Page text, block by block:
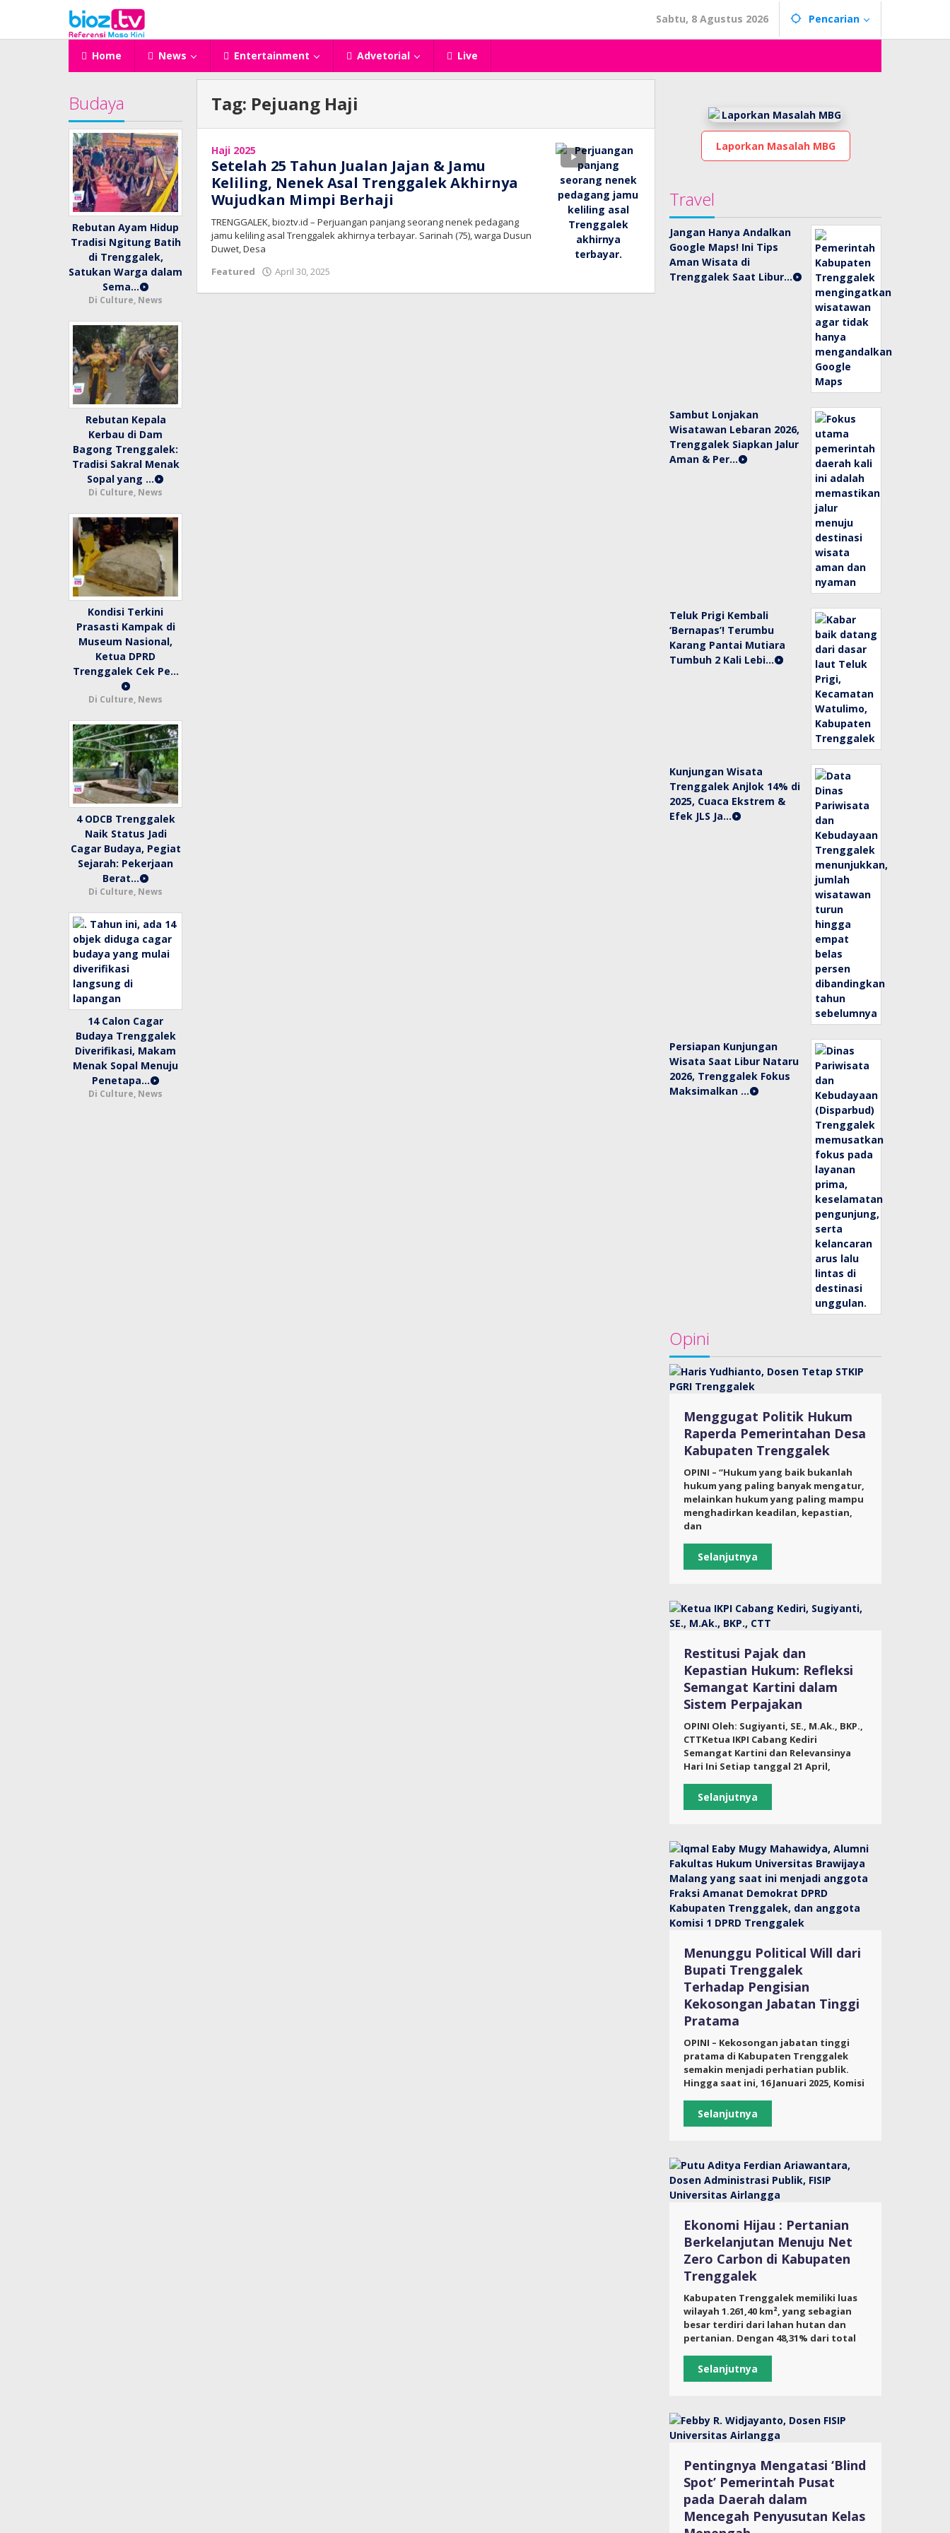
konten
Sabtu, 8 Agustus 2026 Pencarian
Home News Entertainment Advetorial Live
Budaya
Rebutan Ayam Hidup
Tradisi Ngitung Batih
di Trenggalek,
Satukan Warga dalam
Sema…
Di Culture, News
Rebutan Kepala
Kerbau di Dam
Bagong Trenggalek:
Tradisi Sakral Menak
Sopal yang …
Di Culture, News
Kondisi Terkini
Prasasti Kampak di
Museum Nasional,
Ketua DPRD
Trenggalek Cek Pe…
Di Culture, News
4 ODCB Trenggalek
Naik Status Jadi
Cagar Budaya, Pegiat
Sejarah: Pekerjaan
Berat…
Di Culture, News
14 Calon Cagar
Budaya Trenggalek
Diverifikasi, Makam
Menak Sopal Menuju
Penetapa…
Di Culture, News
Tag: Pejuang Haji
Haji 2025
Setelah 25 Tahun Jualan Jajan & Jamu
Keliling, Nenek Asal Trenggalek Akhirnya
Wujudkan Mimpi Berhaji
TRENGGALEK, bioztv.id – Perjuangan panjang seorang nenek pedagang
jamu keliling asal Trenggalek akhirnya terbayar. Sarinah (75), warga Dusun
Duwet, Desa
Featured
April 30, 2025
tv
Laporkan Masalah MBG
Travel
Jangan Hanya Andalkan
Google Maps! Ini Tips
Aman Wisata di
Trenggalek Saat Libur…
Sambut Lonjakan
Wisatawan Lebaran 2026,
Trenggalek Siapkan Jalur
Aman & Per…
Teluk Prigi Kembali
‘Bernapas’! Terumbu
Karang Pantai Mutiara
Tumbuh 2 Kali Lebi…
Kunjungan Wisata
Trenggalek Anjlok 14% di
2025, Cuaca Ekstrem &
Efek JLS Ja…
Persiapan Kunjungan
Wisata Saat Libur Nataru
2026, Trenggalek Fokus
Maksimalkan …
Opini
Menggugat Politik Hukum
Raperda Pemerintahan Desa
Kabupaten Trenggalek
OPINI – “Hukum yang baik bukanlah
hukum yang paling banyak mengatur,
melainkan hukum yang paling mampu
menghadirkan keadilan, kepastian,
dan
Selanjutnya
Restitusi Pajak dan
Kepastian Hukum: Refleksi
Semangat Kartini dalam
Sistem Perpajakan
OPINI Oleh: Sugiyanti, SE., M.Ak., BKP.,
CTTKetua IKPI Cabang Kediri
Semangat Kartini dan Relevansinya
Hari Ini Setiap tanggal 21 April,
Selanjutnya
Menunggu Political Will dari
Bupati Trenggalek
Terhadap Pengisian
Kekosongan Jabatan Tinggi
Pratama
OPINI – Kekosongan jabatan tinggi
pratama di Kabupaten Trenggalek
semakin menjadi perhatian publik.
Hingga saat ini, 16 Januari 2025, Komisi
Selanjutnya
Ekonomi Hijau : Pertanian
Berkelanjutan Menuju Net
Zero Carbon di Kabupaten
Trenggalek
Kabupaten Trenggalek memiliki luas
wilayah 1.261,40 km², yang sebagian
besar terdiri dari lahan hutan dan
pertanian. Dengan 48,31% dari total
Selanjutnya
Pentingnya Mengatasi ‘Blind
Spot’ Pemerintah Pusat
pada Daerah dalam
Mencegah Penyusutan Kelas